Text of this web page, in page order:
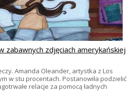
zabawnych zdjęciach amerykańskiej
Amanda Oleander, artystka z Los
w stu procentach. Postanowiła podzielić
relacje za pomocą ładnych